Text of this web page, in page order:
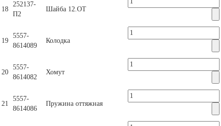
18
252137-
П2
Шайба 12.ОТ
19
5557-
8614089
Колодка
20
5557-
8614082
Хомут
21
5557-
8614086
Пружина оттяжная